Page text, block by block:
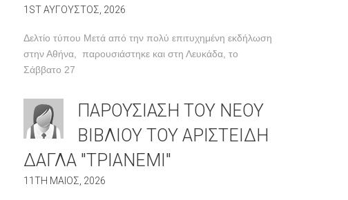
1ST ΑΥΓΟΥΣΤΟΣ, 2026
Δελτίο τύπου Μετά από την πολύ επιτυχημένη εκδήλωση
στην Αθήνα, παρουσιάστηκε και στη Λευκάδα, το
Σάββατο 27
ΠΑΡΟΥΣΙΑΣΗ ΤΟΥ ΝΕΟΥ
ΒΙΒΛΙΟΥ ΤΟΥ ΑΡΙΣΤΕΙΔΗ
ΔΑΓΛΑ "ΤΡΙΑΝΕΜΙ"
11TH ΜΑΙΟΣ, 2026